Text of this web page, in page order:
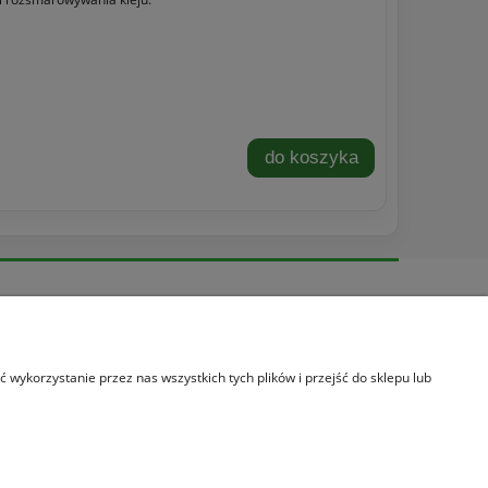
do koszyka
Informacje
Informacje o leasingu
przez nas wszystkich tych plików i przejść do sklepu lub